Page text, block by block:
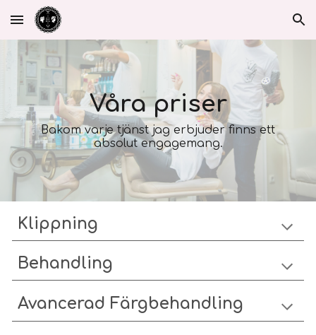
Skip to main content Skip to navigation
Våra priser
Bakom varje tjänst jag erbjuder finns ett
absolut engagemang.
Klippning
Behandling
Avancerad Färgbehandling